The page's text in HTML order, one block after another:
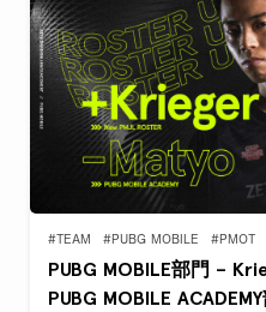
#TEAM #PUBG MOBILE #PMOT
PUBG MOBILE部門 –
PUBG MOBILE